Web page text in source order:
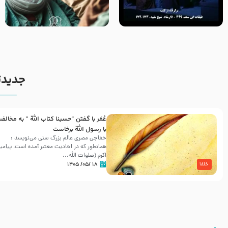
روزهای آخر حیات پیامبر اکرم صلی
الله علیه و آله – قسمتی از
وصیتی که نوشته نشد (حدیث
قرطاس)
خلفا
عُمَر با گفتن “حسبنا كتاب اللّه ” به
با رسول اللّه برخاست
خفاجی مصری عالم بزرگ سنی می‌نویسد :
همانطور که در احادیث معتبر آمده است،
اکرم (صلوات اللّه...
۱۸ /۰۵/ ۱۴۰۵